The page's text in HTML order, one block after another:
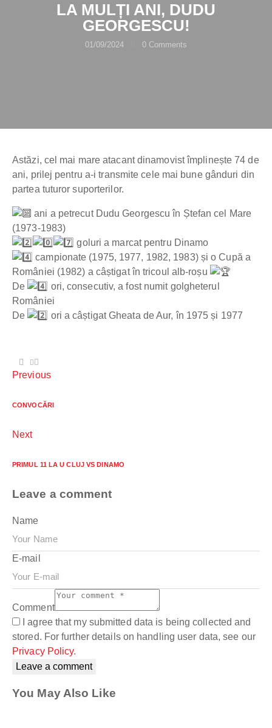
LA MULȚI ANI, DUDU
GEORGESCU!
01/09/2024 0 Comments
Astăzi, cel mai mare atacant dinamovist împlinește 74 de
ani, prilej pentru a-i transmite cele mai bune gânduri din
partea tuturor suporterilor.
ani a petrecut Dudu Georgescu în Ștefan cel Mare
(1973-1983)
goluri a marcat pentru Dinamo
campionate (1975, 1977, 1982, 1983) și o Cupă a
României (1982) a câștigat în tricoul alb-roșu
De
ori, consecutiv, a fost numit golgheterul
României
De
ori a câștigat Gheata de Aur, în 1975 și 1977
Previous
CONVOCĂRI
Next
PRIMUL 11 LA U CLUJ VS DINAMO
Leave a comment
Name
E-mail
Comment
I agree that my submitted data is being collected and
stored. For further details on handling user data, see our
Privacy Policy.
You May Also Like